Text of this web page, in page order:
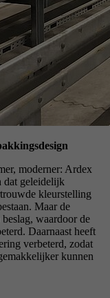
moderner: Ardex
dat geleidelijk
kleurstelling
Maar de
waardoor de
Daarnaast heeft
verbeterd, zodat
kunnen